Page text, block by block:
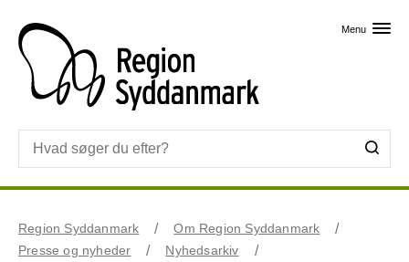
Menu
Region Syddanmark
Om Region Syddanmark
Presse og nyheder
Nyhedsarkiv